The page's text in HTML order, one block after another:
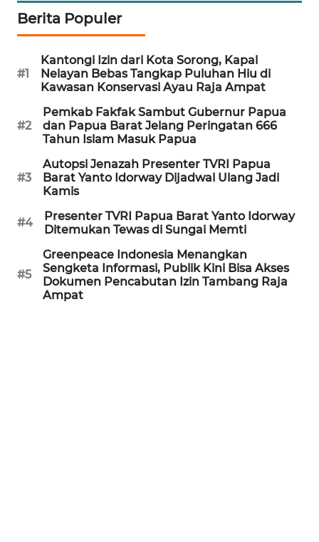
Berita Populer
#1
Kantongi Izin dari Kota Sorong, Kapal
Nelayan Bebas Tangkap Puluhan Hiu di
Kawasan Konservasi Ayau Raja Ampat
#2
Pemkab Fakfak Sambut Gubernur Papua
dan Papua Barat Jelang Peringatan 666
Tahun Islam Masuk Papua
#3
Autopsi Jenazah Presenter TVRI Papua
Barat Yanto Idorway Dijadwal Ulang Jadi
Kamis
#4
Presenter TVRI Papua Barat Yanto Idorway
Ditemukan Tewas di Sungai Memti
#5
Greenpeace Indonesia Menangkan
Sengketa Informasi, Publik Kini Bisa Akses
Dokumen Pencabutan Izin Tambang Raja
Ampat
SEMARANG
SOLO
BOROBUDUR
MADURA
SURABAYA
WN
NATUNA